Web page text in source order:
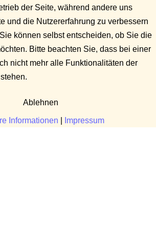
der Seite, während andere uns
und die Nutzererfahrung zu verbessern
können selbst entscheiden, ob Sie die
Bitte beachten Sie, dass bei einer
nicht mehr alle Funktionalitäten der
Ablehnen
Informationen Impressum